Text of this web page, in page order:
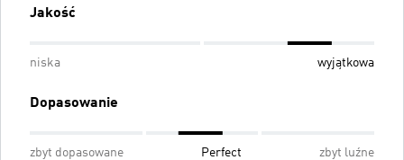
Jakość
niska wyjątkowa
Dopasowanie
zbyt dopasowane Perfect zbyt luźne